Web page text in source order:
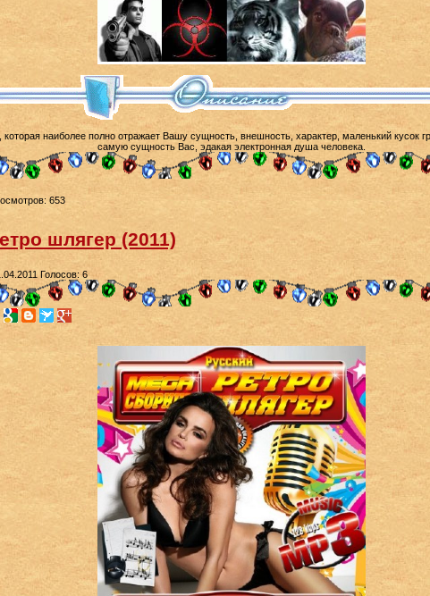
наиболее полно отражает Вашу сущность, внешность, характер, маленький кусок
самую сущность Вас, эдакая электронная душа человека.
653
шлягер (2011)
Голосов: 6